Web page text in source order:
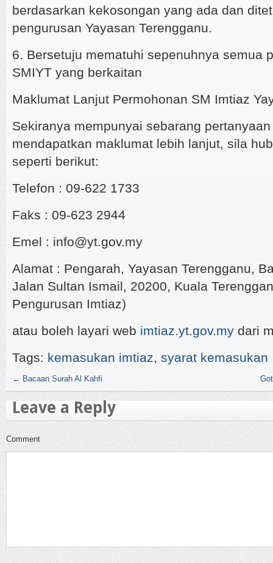
berdasarkan kekosongan yang ada dan
pengurusan Yayasan Terengganu.
6. Bersetuju mematuhi sepenuhnya semua
SMIYT yang berkaitan
Maklumat Lanjut Permohonan SM Imtiaz
Sekiranya mempunyai sebarang
mendapatkan maklumat lebih lanjut, sila
seperti berikut:
Telefon : 09-622 1733
Faks : 09-623 2944
Emel : info@yt.gov.my
Alamat : Pengarah, Yayasan Terengganu,
Jalan Sultan Ismail, 20200, Kuala
Pengurusan Imtiaz)
atau boleh layari web imtiaz.yt.gov.my dari
Tags: kemasukan imtiaz, syarat kemasukan
← Bacaan Surah Al Kahfi
Leave a Reply
Comment